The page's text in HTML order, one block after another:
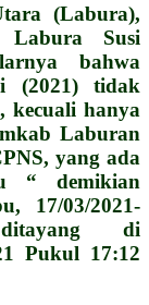
(Labura),
Labura Susi
bahwa
(2021) tidak
kecuali hanya
Laburan
yang ada
“ demikian
17/03/2021-
di
Pukul 17:12